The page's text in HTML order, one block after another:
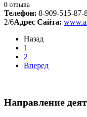
0 отзыва
Телефон: 8-909-515-87-
2/6Адрес Сайта:
Назад
1
2
Вперед
Направление